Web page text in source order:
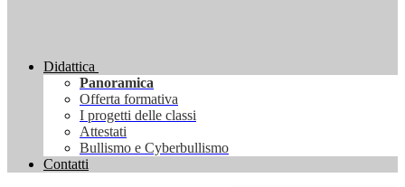
Didattica
Panoramica
Offerta formativa
I progetti delle classi
Attestati
Bullismo e Cyberbullismo
Contatti